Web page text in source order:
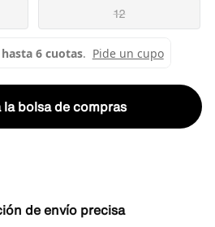
12
bolsa de compras
de envío precisa